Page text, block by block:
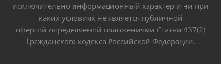
исключительно информационный характер и ни при
каких условиях не является публичной
офертой определяемой положениями Статьи 437(2)
Гражданского кодекса Российской Федерации.